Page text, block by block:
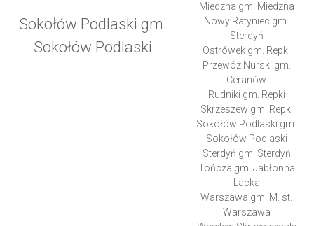
Sokołów Podlaski gm.
Sokołów Podlaski
Miedzna gm. Miedzna
Nowy Ratyniec gm.
Sterdyń
Ostrówek gm. Repki
Przewóz Nurski gm.
Ceranów
Rudniki gm. Repki
Skrzeszew gm. Repki
Sokołów Podlaski gm.
Sokołów Podlaski
Sterdyń gm. Sterdyń
Tończa gm. Jabłonna
Lacka
Warszawa gm. M. st.
Warszawa